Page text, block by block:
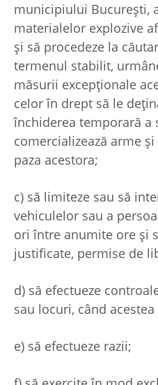
municipiului Bucureşti,
materialelor explozive
şi să procedeze la
termenul stabilit,
măsurii excepţionale
celor în drept să le
închiderea temporară a
comercializează arme
paza acestora;
c) să limiteze sau să
vehiculelor sau a
ori între anumite ore şi
justificate, permise de
d) să efectueze
sau locuri, când
e) să efectueze razii;